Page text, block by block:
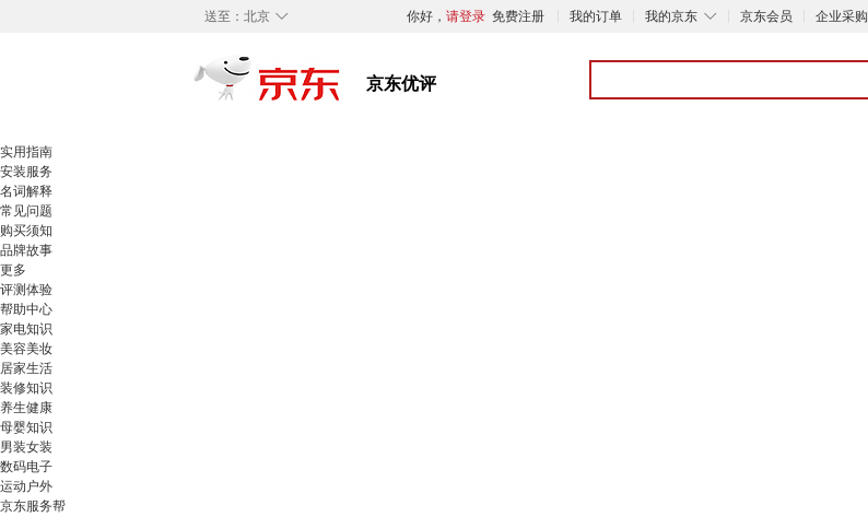
◇
送至： 北京 你好， 请登录 免费注册 我的订单 ◇
我的京东 京东会员 企业采购
实用指南
安装服务
名词解释
常见问题
购买须知
品牌故事
更多
评测体验
帮助中心
家电知识
美容美妆
居家生活
装修知识
养生健康
母婴知识
男装女装
数码电子
运动户外
京东服务帮